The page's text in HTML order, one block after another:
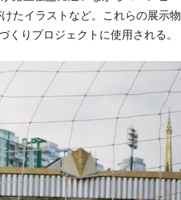
たイラストなど。これらの展示物
りプロジェクトに使用される。